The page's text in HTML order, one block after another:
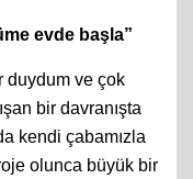
evde başla”
duydum ve çok
bir davranışta
kendi çabamızla
olunca büyük bir